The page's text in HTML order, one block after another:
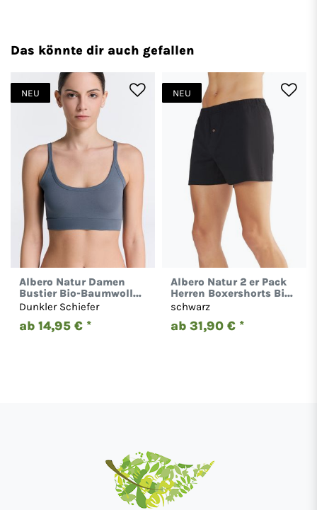
Das könnte dir auch gefallen
NEU
Albero Natur Damen
Bustier Bio-Baumwolle
Sport BH Unterhemd
Dunkler Schiefer
ab 14,95 € *
NEU
Albero Natur 2 er Pack
Herren Boxershorts Bio-
Baumwolle Locker 2134
schwarz
ab 31,90 € *